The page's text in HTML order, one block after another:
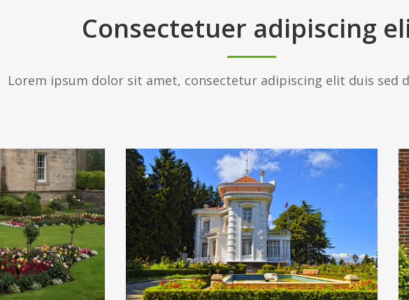
Consectetuer adipiscing
Lorem ipsum dolor sit amet, consectetur adipiscing elit duis sed